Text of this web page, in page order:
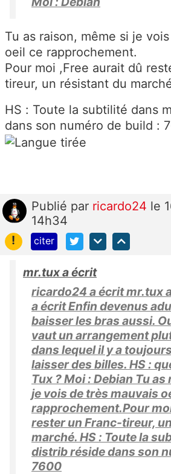
Tu as raison, même si je
oeil ce rapprochement.
Pour moi ,Free aurait dû
tireur, un résistant du
HS : Toute la subtilité dans
dans son numéro de build :
Publié par ricardo24 le
14h34
!
citer
mr.tux a écrit
ricardo24 a écrit mr.tux
a écrit Enfin devenus
baisser les bras aussi.
vaut un arrangement
dans lequel il y a
laisser des billes. HS :
Tux ? Moi : Debian Tu
je vois de très mauvais
rapprochement.Pour
rester un Franc-tireur,
marché. HS : Toute la
distrib réside dans son
7600